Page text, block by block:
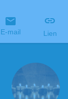
E-mail Lien